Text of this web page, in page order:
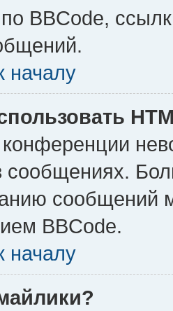
по BBCode,
началу
сообщениях.
сообщений
BBCode.
началу